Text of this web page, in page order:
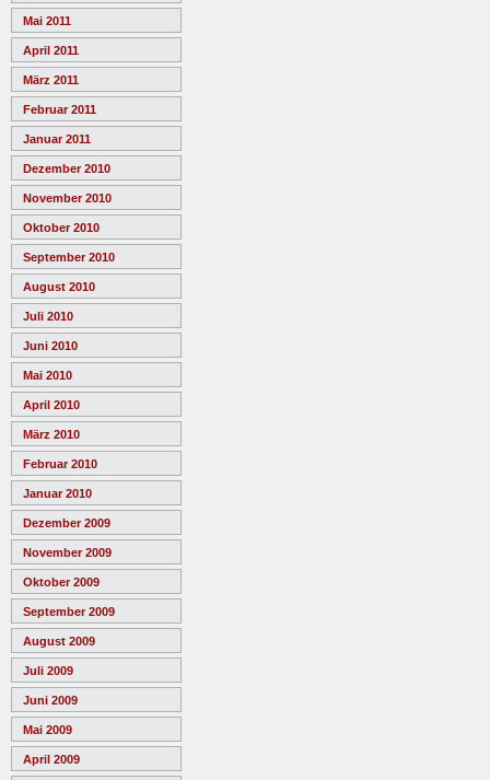
Mai 2011
April 2011
März 2011
Februar 2011
Januar 2011
Dezember 2010
November 2010
Oktober 2010
September 2010
August 2010
Juli 2010
Juni 2010
Mai 2010
April 2010
März 2010
Februar 2010
Januar 2010
Dezember 2009
November 2009
Oktober 2009
September 2009
August 2009
Juli 2009
Juni 2009
Mai 2009
April 2009